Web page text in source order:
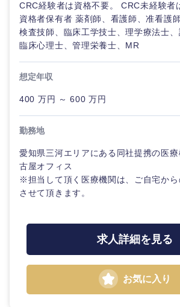
不動産専
門職
事務職
その他
人材・アウトソーシング
サービス
その他
富山県
CRC経験者は資格不要。 CRC未経験者
資格者保有者 薬剤師、看護師、准看護
検査技師、臨床工学技士、理学療法士、
臨床心理士、管理栄養士、MR
想定年収
400 万円 ～ 600 万円
勤務地
愛知県三河エリアにある同社提携の医
古屋オフィス
※担当して頂く医療機関は、ご自宅か
させて頂きます。
求人詳細を見る
お気に入り